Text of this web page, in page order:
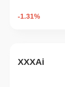
Uma Falha
Carteiras de
-1.31%
XXXAi